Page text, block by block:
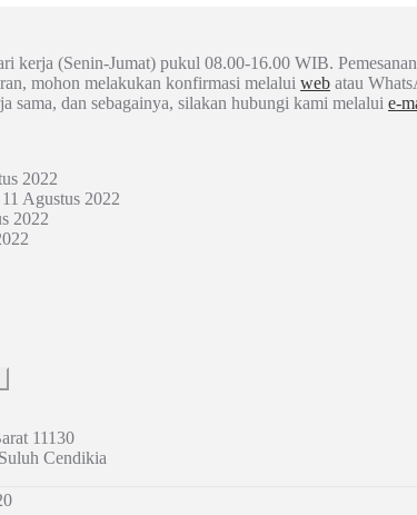
kerja (Senin-Jumat) pukul 08.00-16.00 WIB.
mohon melakukan konfirmasi melalui web atau
sama, dan sebagainya, silakan hubungi kami melalui e-
2022
11 Agustus 2022
2022
11130
Cendikia